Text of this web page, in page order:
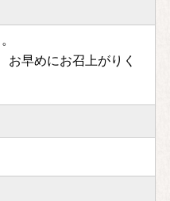
お早めにお召上がりく